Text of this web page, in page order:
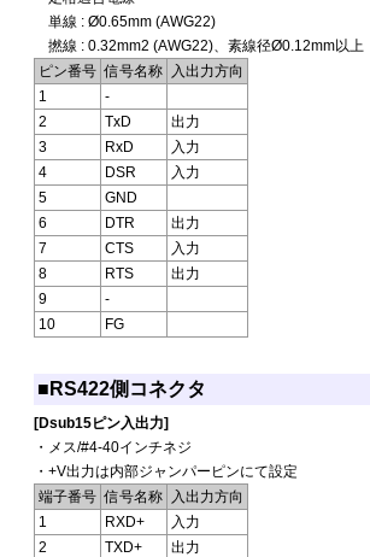
単線 : Ø0.65mm (AWG22)
撚線 : 0.32mm2 (AWG22)、素線径Ø0.12mm以上
ピン番号 信号名称
入出力方向
1
-
2
TxD
出力
3
RxD
入力
4
DSR
入力
5
GND
6
DTR
出力
7
CTS
入力
8
RTS
出力
9
-
10
FG
■RS422側コネクタ
[Dsub15ピン入出力]
・メス/#4-40インチネジ
・+V出力は内部ジャンパーピンにて設定
端子番号 信号名称
入出力方向
1
RXD+
入力
2
TXD+
出力